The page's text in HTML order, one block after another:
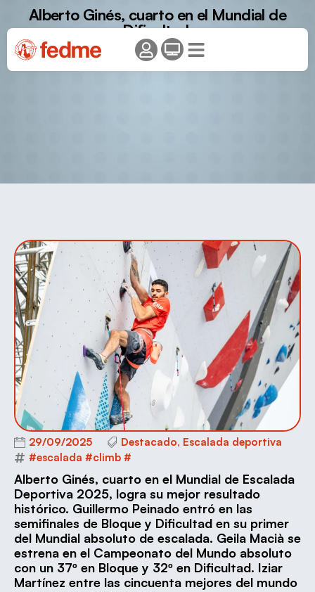
Alberto Ginés, cuarto en el Mundial de
Dificultad.
29/09/2025 Destacado, Escalada deportiva
#escalada #climb #
Alberto Ginés, cuarto en el Mundial de Escalada
Deportiva 2025, logra su mejor resultado
histórico. Guillermo Peinado entró en las
semifinales de Bloque y Dificultad en su primer
del Mundial absoluto de escalada. Geila Macià se
estrena en el Campeonato del Mundo absoluto
con un 37º en Bloque y 32º en Dificultad. Iziar
Martínez entre las cincuenta mejores del mundo